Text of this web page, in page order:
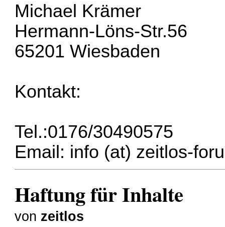
Michael Krämer
Hermann-Löns-Str.56
65201 Wiesbaden
Kontakt:
Tel.:0176/30490575
Email: info (at) zeitlos-
Haftung für Inhalte
von zeitlos